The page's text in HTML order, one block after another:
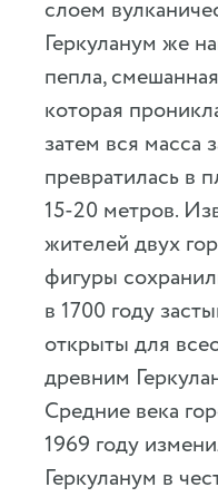
слоем
Геркуланум же
пепла,
которая
затем вся масса
превратилась в
15-20 метров.
жителей двух
фигуры
в 1700 году
открыты для
древним
Средние века
1969 году
Геркуланум в